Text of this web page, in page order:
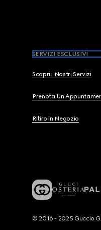
SERVIZI ESCLUSIVI
Scopri i Nostri Servizi
Prenota Un
Ritiro in Negozio
© 2016 - 2025 Guccio